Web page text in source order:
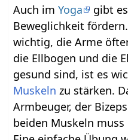
Auch imYoga
gibt
Beweglichkeit
wichtig, die Arme
die Ellbogen und die
gesund sind, ist es
Muskeln zu stärken.
Armbeuger, der
beiden Muskeln